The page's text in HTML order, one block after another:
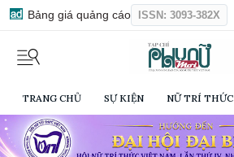
Bảng giá quảng cáo ISSN: 3093-382X
TRANG CHỦ SỰ KIỆN NỮ TRÍ THỨC